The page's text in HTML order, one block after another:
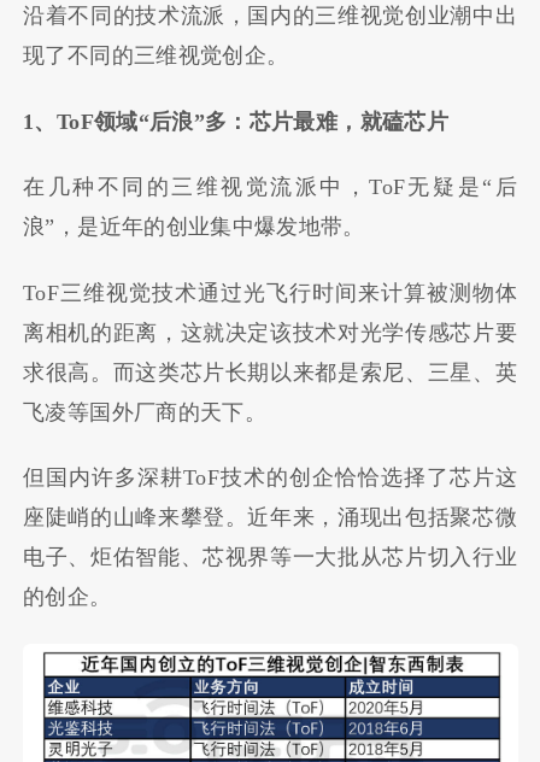
沿着不同的技术流派，国内的三维视觉创业潮中出
现了不同的三维视觉创企。
1、ToF领域“后浪”多：芯片最难，就磕芯片
在几种不同的三维视觉流派中，ToF无疑是“后
浪”，是近年的创业集中爆发地带。
ToF三维视觉技术通过光飞行时间来计算被测物体
离相机的距离，这就决定该技术对光学传感芯片要
求很高。而这类芯片长期以来都是索尼、三星、英
飞凌等国外厂商的天下。
但国内许多深耕ToF技术的创企恰恰选择了芯片这
座陡峭的山峰来攀登。近年来，涌现出包括聚芯微
电子、炬佑智能、芯视界等一大批从芯片切入行业
的创企。